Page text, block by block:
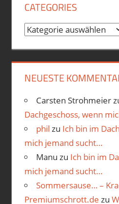
CATEGORIES
Categories
NEUESTE
Carsten Strohmeier
Dachgeschoss, wenn
phil zu Ich bin im
mich jemand sucht…
Manu zu Ich bin im
mich jemand sucht…
Sommersause… –
Premiumschrott.de zu